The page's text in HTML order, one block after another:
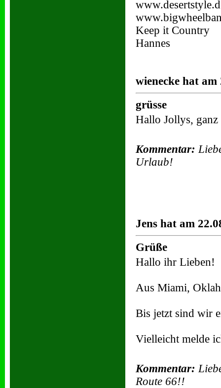
Keep it Country
Hannes
wienecke hat am
grüsse
Hallo Jollys, ganz
Kommentar:
Urlaub!
Jens hat am
Grüße
Hallo ihr Lieben!
Aus Miami,
Bis jetzt sind wir
Vielleicht melde
Kommentar:
Route 66!!